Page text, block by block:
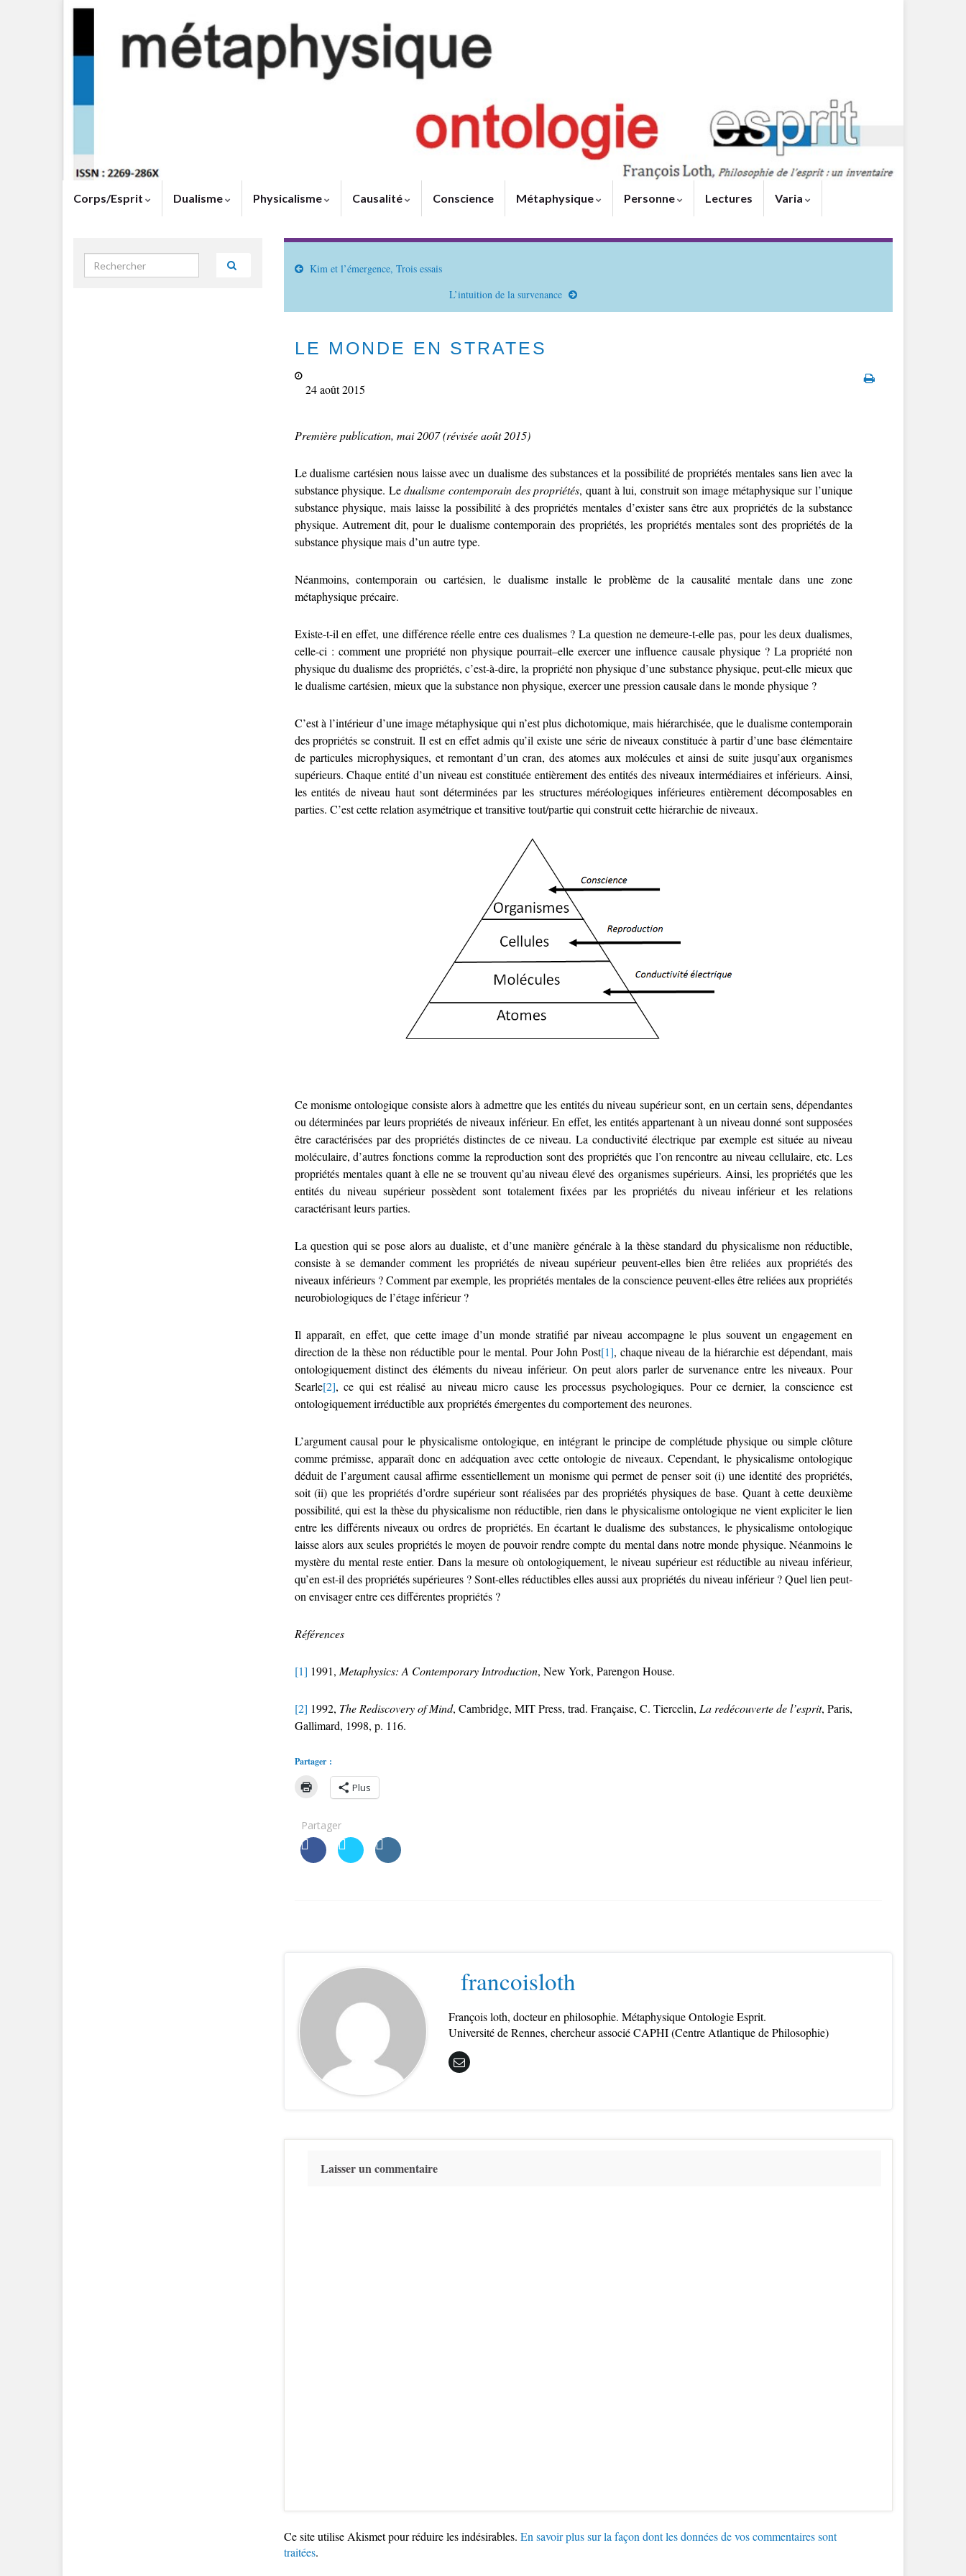
Corps/Esprit Dualisme Physicalisme Causalité Conscience Métaphysique Personne Lectures Varia
Kim et l’émergence, Trois essais
L’intuition de la survenance
LE MONDE EN STRATES
24 août 2015
Première publication, mai 2007 (révisée août 2015)
Le dualisme cartésien nous laisse avec un dualisme des substances et la possibilité de propriétés mentales sans lien avec la
substance physique. Ledualisme contemporain des propriétés, quant à lui, construit son image métaphysique sur l’unique
substance physique, mais laisse la possibilité à des propriétés mentales d’exister sans être aux propriétés de la substance
physique. Autrement dit, pour le dualisme contemporain des propriétés, les propriétés mentales sont des propriétés de la
substance physique mais d’un autre type.
Néanmoins, contemporain ou cartésien, le dualisme installe le problème de la causalité mentale dans une zone
métaphysique précaire.
Existe-t-il en effet, une différence réelle entre ces dualismes ? La question ne demeure-t-elle pas, pour les deux dualismes,
celle-ci : comment une propriété non physique pourrait–elle exercer une influence causale physique ? La propriété non
physique du dualisme des propriétés, c’est-à-dire, la propriété non physique d’une substance physique, peut-elle mieux que
le dualisme cartésien, mieux que la substance non physique, exercer une pression causale dans le monde physique ?
C’est à l’intérieur d’une image métaphysique qui n’est plus dichotomique, mais hiérarchisée, que le dualisme contemporain
des propriétés se construit. Il est en effet admis qu’il existe une série de niveaux constituée à partir d’une base élémentaire
de particules microphysiques, et remontant d’un cran, des atomes aux molécules et ainsi de suite jusqu’aux organismes
supérieurs. Chaque entité d’un niveau est constituée entièrement des entités des niveaux intermédiaires et inférieurs. Ainsi,
les entités de niveau haut sont déterminées par les structures méréologiques inférieures entièrement décomposables en
parties. C’est cette relation asymétrique et transitive tout/partie qui construit cette hiérarchie de niveaux.
Ce monisme ontologique consiste alors à admettre que les entités du niveau supérieur sont, en un certain sens, dépendantes
ou déterminées par leurs propriétés de niveaux inférieur. En effet, les entités appartenant à un niveau donné sont supposées
être caractérisées par des propriétés distinctes de ce niveau. La conductivité électrique par exemple est située au niveau
moléculaire, d’autres fonctions comme la reproduction sont des propriétés que l’on rencontre au niveau cellulaire, etc. Les
propriétés mentales quant à elle ne se trouvent qu’au niveau élevé des organismes supérieurs. Ainsi, les propriétés que les
entités du niveau supérieur possèdent sont totalement fixées par les propriétés du niveau inférieur et les relations
caractérisant leurs parties.
La question qui se pose alors au dualiste, et d’une manière générale à la thèse standard du physicalisme non réductible,
consiste à se demander comment les propriétés de niveau supérieur peuvent-elles bien être reliées aux propriétés des
niveaux inférieurs ? Comment par exemple, les propriétés mentales de la conscience peuvent-elles être reliées aux propriétés
neurobiologiques de l’étage inférieur ?
Il apparaît, en effet, que cette image d’un monde stratifié par niveau accompagne le plus souvent un engagement en
direction de la thèse non réductible pour le mental. Pour John Post[1], chaque niveau de la hiérarchie est dépendant, mais
ontologiquement distinct des éléments du niveau inférieur. On peut alors parler de survenance entre les niveaux. Pour
Searle[2], ce qui est réalisé au niveau micro cause les processus psychologiques. Pour ce dernier, la conscience est
ontologiquement irréductible aux propriétés émergentes du comportement des neurones.
L’argument causal pour le physicalisme ontologique, en intégrant le principe de complétude physique ou simple clôture
comme prémisse, apparaît donc en adéquation avec cette ontologie de niveaux. Cependant, le physicalisme ontologique
déduit de l’argument causal affirme essentiellement un monisme qui permet de penser soit (i) une identité des propriétés,
soit (ii) que les propriétés d’ordre supérieur sont réalisées par des propriétés physiques de base. Quant à cette deuxième
possibilité, qui est la thèse du physicalisme non réductible, rien dans le physicalisme ontologique ne vient expliciter le lien
entre les différents niveaux ou ordres de propriétés. En écartant le dualisme des substances, le physicalisme ontologique
laisse alors aux seules propriétés le moyen de pouvoir rendre compte du mental dans notre monde physique. Néanmoins le
mystère du mental reste entier. Dans la mesure où ontologiquement, le niveau supérieur est réductible au niveau inférieur,
qu’en est-il des propriétés supérieures ? Sont-elles réductibles elles aussi aux propriétés du niveau inférieur ? Quel lien peut-
on envisager entre ces différentes propriétés ?
Références
[1] 1991, Metaphysics: A Contemporary Introduction, New York, Parengon House.
[2] 1992, The Rediscovery of Mind, Cambridge, MIT Press, trad. Française, C. Tiercelin, La redécouverte de l’esprit, Paris,
Gallimard, 1998, p. 116.
Partager :
Plus
Partager
francoisloth
François loth, docteur en philosophie. Métaphysique Ontologie Esprit.
Université de Rennes, chercheur associé CAPHI (Centre Atlantique de Philosophie)
Laisser un commentaire
Ce site utilise Akismet pour réduire les indésirables. En savoir plus sur la façon dont les données de vos commentaires sont
traitées.
Search for: